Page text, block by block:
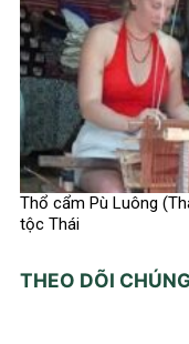
Thổ cẩm Pù Luông
tộc Thái
THEO DÕI